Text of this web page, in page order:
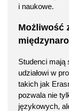
i naukowe.
Możliwość
Studenci
udziałowi w
takich jak
pozwala nie
językowych,